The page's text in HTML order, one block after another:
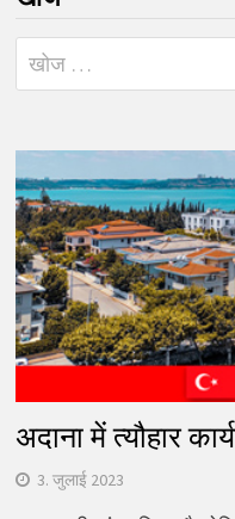
निम्न
को
अदाना में त्यौहार
3. जुलाई 2023